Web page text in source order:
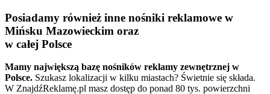
Posiadamy również inne nośniki reklamowe w
Mińsku Mazowieckim oraz
w całej Polsce
Mamy największą bazę nośników reklamy zewnętrznej w
Polsce. Szukasz lokalizacji w kilku miastach? Świetnie się składa.
W ZnajdźReklamę.pl masz dostęp do ponad 80 tys. powierzchni